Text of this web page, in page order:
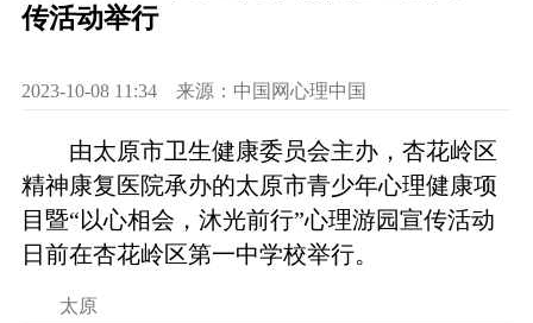
传活动举行
2023-10-08 11:34 来源：中国网心理中国
由太原市卫生健康委员会主办，杏花岭区
精神康复医院承办的太原市青少年心理健康项
目暨“以心相会，沐光前行”心理游园宣传活动
日前在杏花岭区第一中学校举行。
太原